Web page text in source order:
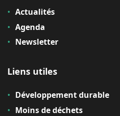
Actualités
Agenda
Newsletter
Liens utiles
Développement durable
Moins de déchets